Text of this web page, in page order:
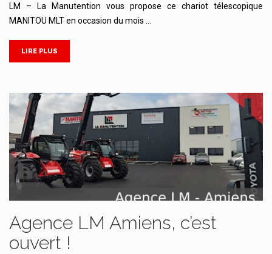
LM – La Manutention vous propose ce chariot télescopique
MANITOU MLT en occasion du mois …
LIRE PLUS
Agence LM Amiens, c’est
ouvert !